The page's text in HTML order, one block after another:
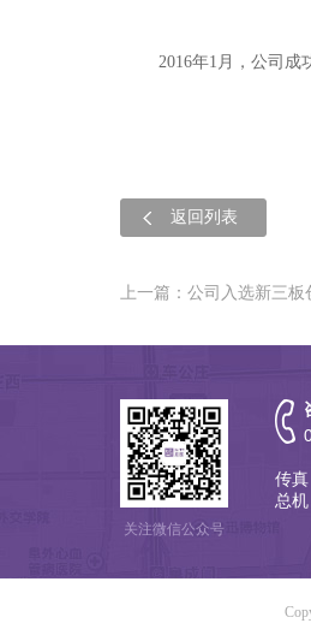
2016年1月，公司成功
返回列表
上一篇：公司入选新三板
关注微信公众号
传真
总机